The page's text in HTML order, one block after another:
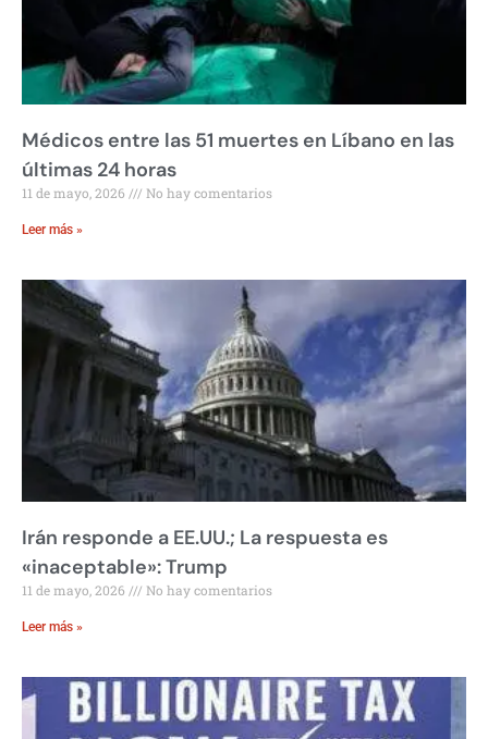
Médicos entre las 51 muertes en Líbano en las
últimas 24 horas
11 de mayo, 2026 No hay comentarios
Leer más »
Irán responde a EE.UU.; La respuesta es
«inaceptable»: Trump
11 de mayo, 2026 No hay comentarios
Leer más »